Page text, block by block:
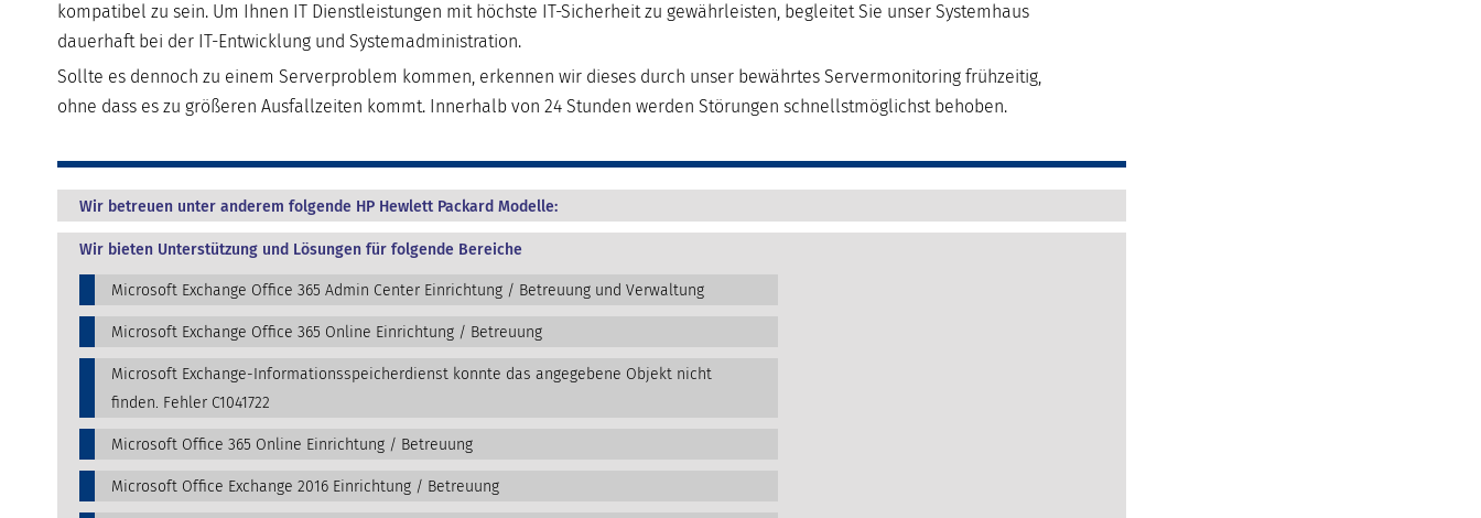
kompatibel zu sein. Um Ihnen IT Dienstleistungen mit höchste IT-Sicherheit zu gewährleisten, begleitet Sie unser Systemhaus
dauerhaft bei der IT-Entwicklung und Systemadministration.
Sollte es dennoch zu einem Serverproblem kommen, erkennen wir dieses durch unser bewährtes Servermonitoring frühzeitig,
ohne dass es zu größeren Ausfallzeiten kommt. Innerhalb von 24 Stunden werden Störungen schnellstmöglichst behoben.
Wir betreuen unter anderem folgende HP Hewlett Packard Modelle:
Wir bieten Unterstützung und Lösungen für folgende Bereiche
Microsoft Exchange Office 365 Admin Center Einrichtung / Betreuung und Verwaltung
Microsoft Exchange Office 365 Online Einrichtung / Betreuung
Microsoft Exchange-Informationsspeicherdienst konnte das angegebene Objekt nicht
finden. Fehler C1041722
Microsoft Office 365 Online Einrichtung / Betreuung
Microsoft Office Exchange 2016 Einrichtung / Betreuung